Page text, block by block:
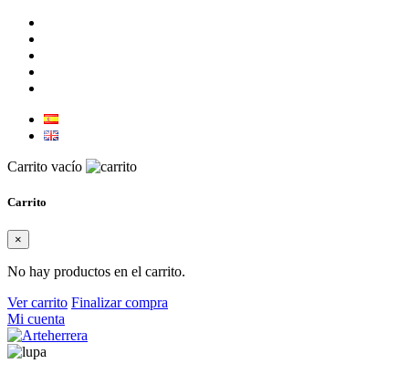
Carrito vacío
Carrito
×
No hay productos en el carrito.
Ver carrito Finalizar compra
Mi cuenta